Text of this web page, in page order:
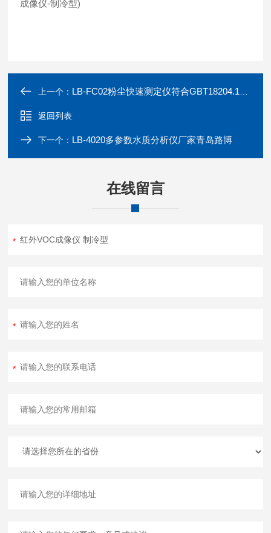
成像仪-制冷型)
上一个： LB-FC02粉尘快速测定仪符合GBT18204.1-2025
返回列表
下一个： LB-4020多参数水质分析仪厂家青岛路博
在线留言